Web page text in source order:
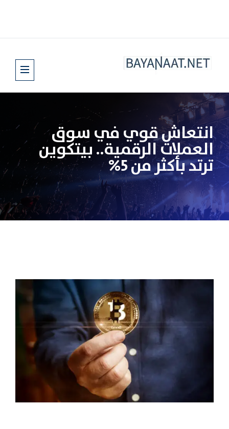
انتعاش قوي في سوق
العملات الرقمية.. بيتكوين
ترتد بأكثر من 5%